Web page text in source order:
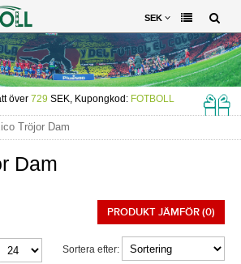
SEK
över 729 SEK, Kupongkod: FOTBOLL
Tröjor Dam
Dam
PRODUKT JÄMFÖR (0)
Sortera efter: